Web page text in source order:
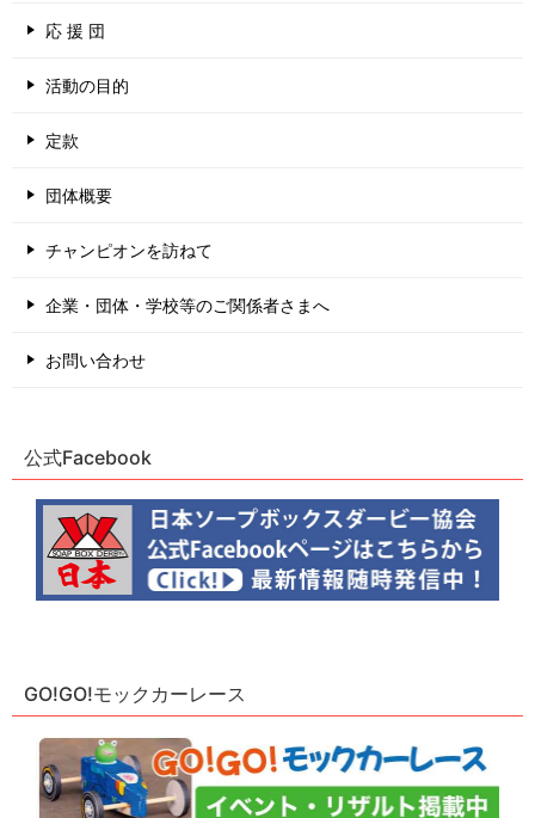
応 援 団
活動の目的
定款
団体概要
チャンピオンを訪ねて
企業・団体・学校等のご関係者さまへ
お問い合わせ
公式Facebook
GO!GO!モックカーレース